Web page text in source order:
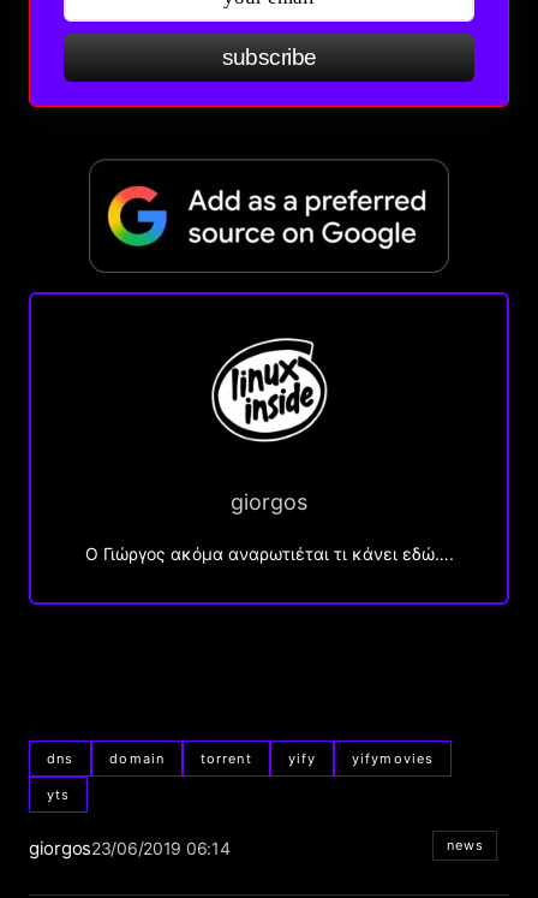
subscribe
giorgos
Ο Γιώργος ακόμα αναρωτιέται τι κάνει εδώ….
dns domain torrent yify yifymovies
yts
giorgos23/06/2019 06:14 news